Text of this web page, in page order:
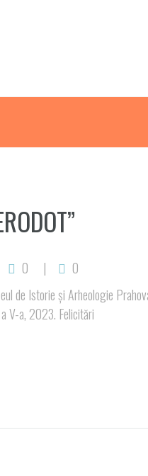
0
0
de Istorie și Arheologie
V-a, 2023. Felicitări